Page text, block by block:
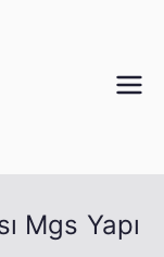
Mgs Yapı